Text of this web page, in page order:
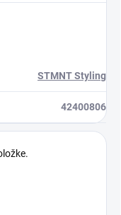
STMNT Styling
42400806